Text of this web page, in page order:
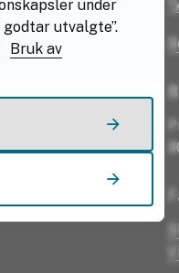
under
godtar utvalgte”.
Bruk av